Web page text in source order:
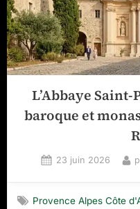
?”
L’Abbaye
baroque et
Posted
23 juin 2026
Provence Alpes Côte